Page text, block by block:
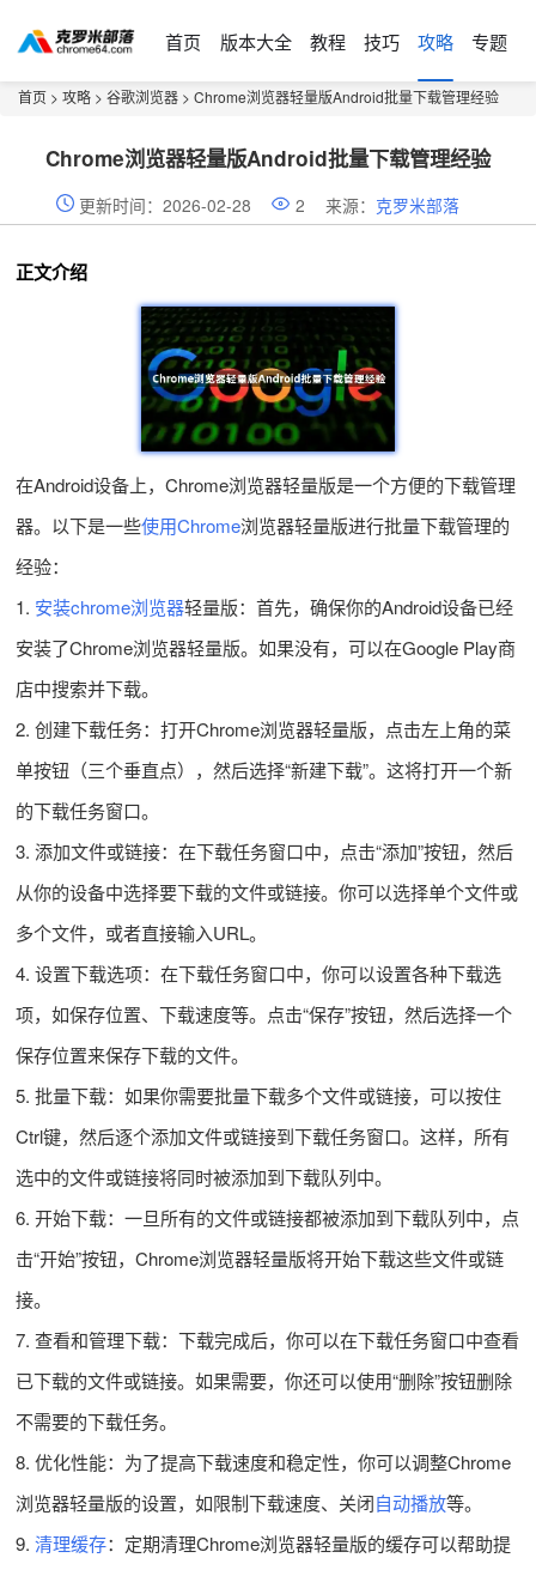
首页 版本大全 教程 技巧 攻略 专题
首页 > 攻略 > 谷歌浏览器 > Chrome浏览器轻量版Android批量下载管理经验
Chrome浏览器轻量版Android批量下载管理经验
更新时间：2026-02-28 2 来源： 克罗米部落
正文介绍
在Android设备上，Chrome浏览器轻量版是一个方便的下载管理
器。以下是一些使用Chrome浏览器轻量版进行批量下载管理的
经验：
1. 安装chrome浏览器轻量版：首先，确保你的Android设备已经
安装了Chrome浏览器轻量版。如果没有，可以在Google Play商
店中搜索并下载。
2. 创建下载任务：打开Chrome浏览器轻量版，点击左上角的菜
单按钮（三个垂直点），然后选择“新建下载”。这将打开一个新
的下载任务窗口。
3. 添加文件或链接：在下载任务窗口中，点击“添加”按钮，然后
从你的设备中选择要下载的文件或链接。你可以选择单个文件或
多个文件，或者直接输入URL。
4. 设置下载选项：在下载任务窗口中，你可以设置各种下载选
项，如保存位置、下载速度等。点击“保存”按钮，然后选择一个
保存位置来保存下载的文件。
5. 批量下载：如果你需要批量下载多个文件或链接，可以按住
Ctrl键，然后逐个添加文件或链接到下载任务窗口。这样，所有
选中的文件或链接将同时被添加到下载队列中。
6. 开始下载：一旦所有的文件或链接都被添加到下载队列中，点
击“开始”按钮，Chrome浏览器轻量版将开始下载这些文件或链
接。
7. 查看和管理下载：下载完成后，你可以在下载任务窗口中查看
已下载的文件或链接。如果需要，你还可以使用“删除”按钮删除
不需要的下载任务。
8. 优化性能：为了提高下载速度和稳定性，你可以调整Chrome
浏览器轻量版的设置，如限制下载速度、关闭自动播放等。
9. 清理缓存：定期清理Chrome浏览器轻量版的缓存可以帮助提